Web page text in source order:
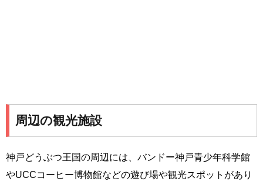
周辺の観光施設
神戸どうぶつ王国の周辺には、バンドー神戸青少年科学館
やUCCコーヒー博物館などの遊び場や観光スポットがあり